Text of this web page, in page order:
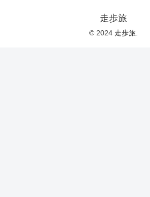
走歩旅
© 2024 走歩旅.